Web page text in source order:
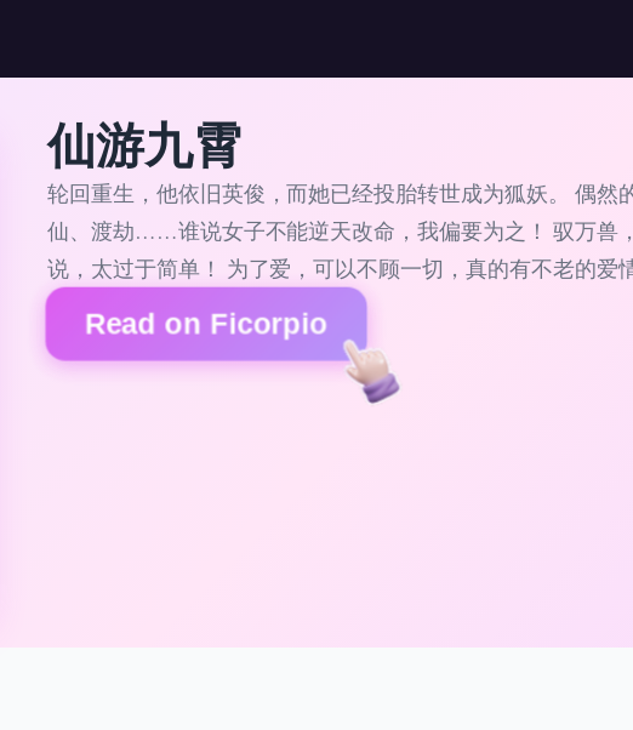
仙游九霄
轮回重生，他依旧英俊，而她已经投胎转世成为狐妖。 偶
仙、渡劫……谁说女子不能逆天改命，我偏要为之！ 驭万兽
说，太过于简单！ 为了爱，可以不顾一切，真的有不老的爱
Read on Ficorpio